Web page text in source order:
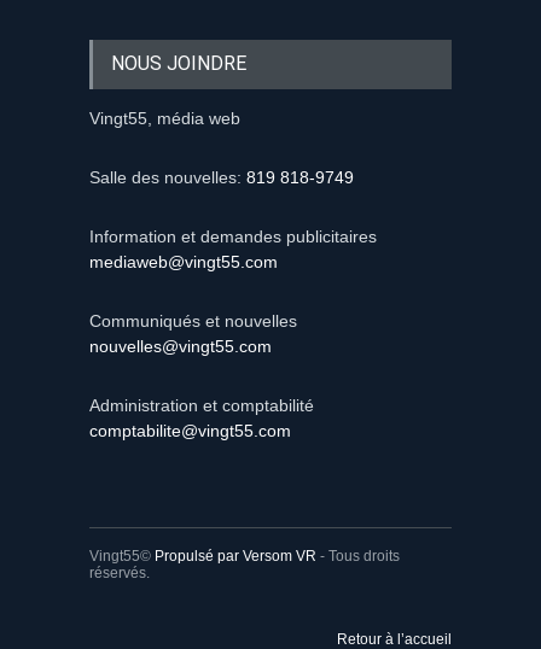
NOUS JOINDRE
Vingt55, média web
Salle des nouvelles: 819 818-9749
Information et demandes publicitaires
mediaweb@vingt55.com
Communiqués et nouvelles
nouvelles@vingt55.com
Administration et comptabilité
comptabilite@vingt55.com
Vingt55© Propulsé par Versom VR - Tous droits
réservés.
Retour à l’accueil